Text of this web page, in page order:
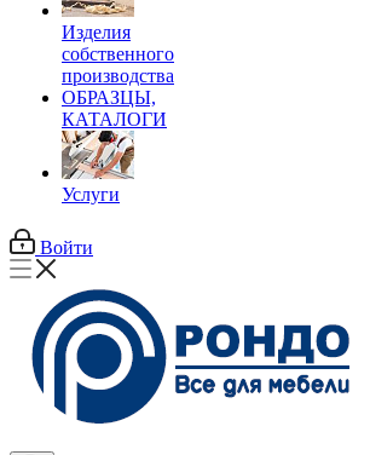
Изделия
собственного
производства
ОБРАЗЦЫ,
КАТАЛОГИ
Услуги
Войти